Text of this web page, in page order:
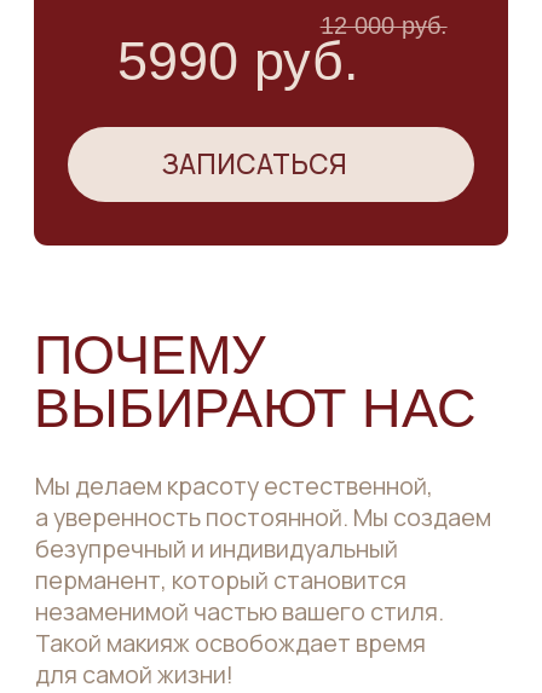
Оценка на основании большого
количества отзывов гостей
студии стабильно составляет
«5 баллов».
ВЫСОКИЙ РЕЙТИНГ
ПО ОТЗЫВАМ ГОСТЕЙ
Мы предлагаем адекватное
ценообразование и высокое
качество услуг. Преманентный
время для интересных событий,
но и экономит деньги.
У НАС — ЭТО ВЫГОДНО
Штат профессионалов — это основа
качества услуг. Опыт работы мастеров
в студии не менее 3−5 лет. Мастера
с процедурами любой сложности,
ВЫСОКАЯ КВАЛИФИКАЦИЯ
МАСТЕРОВ